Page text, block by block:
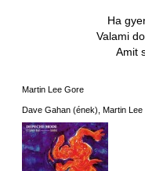
Ha
Valami
Amit
Martin Lee Gore
Dave Gahan (ének), Martin